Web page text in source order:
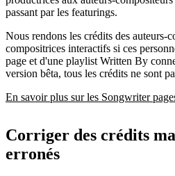
passant par les featurings.
Nous rendons les crédits des auteurs-
compositrices interactifs si ces
page et d'une playlist Written By
version bêta, tous les crédits ne sont
En savoir plus sur les Songwriter
Corriger des crédits
erronés